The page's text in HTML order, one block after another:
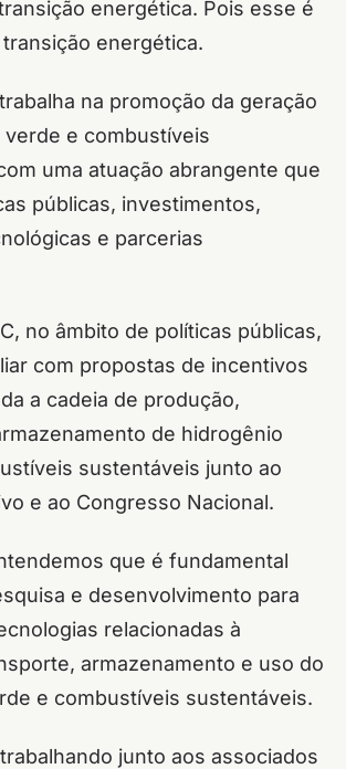
energética. Pois esse é
energética.
na promoção da geração
e combustíveis
uma atuação abrangente que
públicas, investimentos,
e parcerias
no âmbito de políticas públicas,
com propostas de incentivos
a cadeia de produção,
de hidrogênio
sustentáveis junto ao
e ao Congresso Nacional.
que é fundamental
e desenvolvimento para
relacionadas à
armazenamento e uso do
e combustíveis sustentáveis.
junto aos associados